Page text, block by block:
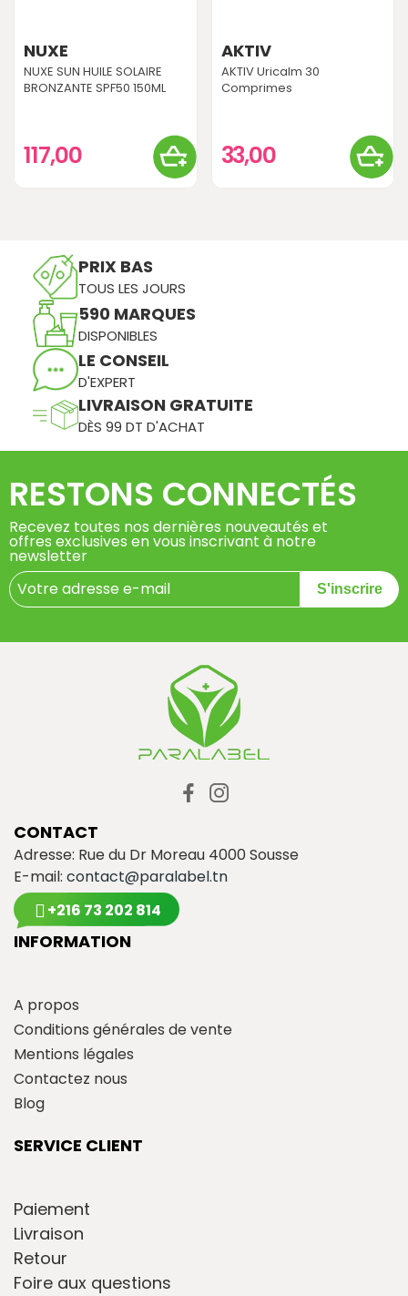
NUXE
NUXE SUN HUILE SOLAIRE
BRONZANTE SPF50 150ML
117,00
AKTIV
AKTIV Uricalm 30
Comprimes
33,00
PRIX BAS
TOUS LES JOURS
590 MARQUES
DISPONIBLES
LE CONSEIL
D'EXPERT
LIVRAISON GRATUITE
DÈS 99 DT D'ACHAT
RESTONS CONNECTÉS
Recevez toutes nos dernières nouveautés et
offres exclusives en vous inscrivant à notre
newsletter
S'inscrire
CONTACT
Adresse: Rue du Dr Moreau 4000 Sousse
E-mail: contact@paralabel.tn
+216 73 202 814
INFORMATION
A propos
Conditions générales de vente
Mentions légales
Contactez nous
Blog
SERVICE CLIENT
Paiement
Livraison
Retour
Foire aux questions